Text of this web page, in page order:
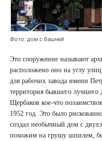
Фото: дом с башней
Это сооружение называют
расположено оно на углу
для рабочих завода имени
территория бывшего лучшего
Щербаков кое-что
1952 год. Это было
создал необычный дом с
похожим на грушу шпилем,